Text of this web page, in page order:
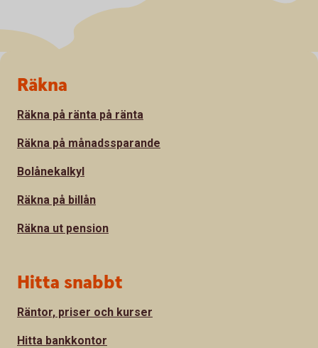
Sidfot
Räkna
Räkna på ränta på ränta
Räkna på månadssparande
Bolånekalkyl
Räkna på billån
Räkna ut pension
Hitta snabbt
Räntor, priser och kurser
Hitta bankkontor